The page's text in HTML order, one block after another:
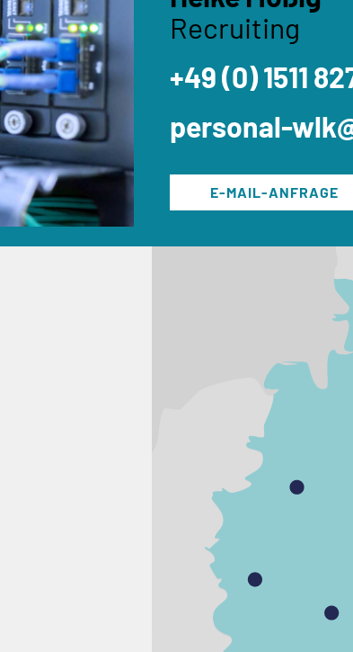
Recruiting
+49 (0) 1511
personal-
E-MAIL-ANFRAGE